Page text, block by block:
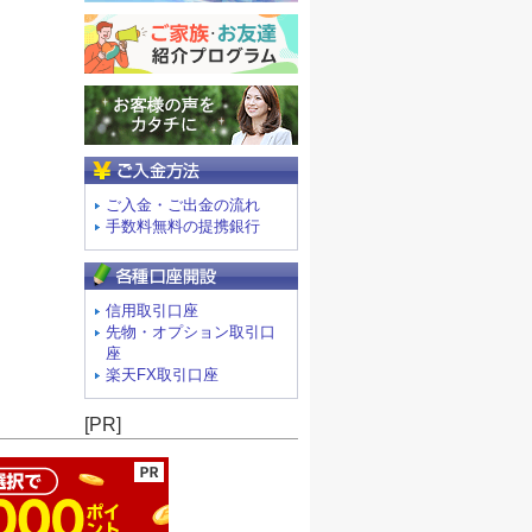
ご入金・ご出金の流れ
手数料無料の提携銀行
信用取引口座
先物・オプション取引口
座
楽天FX取引口座
[PR]